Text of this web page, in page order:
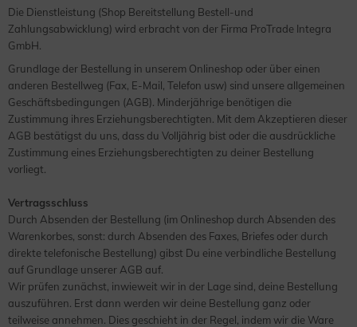
Die Dienstleistung (Shop Bereitstellung Bestell-und
Zahlungsabwicklung) wird erbracht von der Firma ProTrade Integra
GmbH.
Grundlage der Bestellung in unserem Onlineshop oder über einen
anderen Bestellweg (Fax, E-Mail, Telefon usw) sind unsere allgemeinen
Geschäftsbedingungen (AGB). Minderjährige benötigen die
Zustimmung ihres Erziehungsberechtigten. Mit dem Akzeptieren dieser
AGB bestätigst du uns, dass du Volljährig bist oder die ausdrückliche
Zustimmung eines Erziehungsberechtigten zu deiner Bestellung
vorliegt.
Vertragsschluss
Durch Absenden der Bestellung (im Onlineshop durch Absenden des
Warenkorbes, sonst: durch Absenden des Faxes, Briefes oder durch
direkte telefonische Bestellung) gibst Du eine verbindliche Bestellung
auf Grundlage unserer AGB auf.
Wir prüfen zunächst, inwieweit wir in der Lage sind, deine Bestellung
auszuführen. Erst dann werden wir deine Bestellung ganz oder
teilweise annehmen. Dies geschieht in der Regel, indem wir die Ware